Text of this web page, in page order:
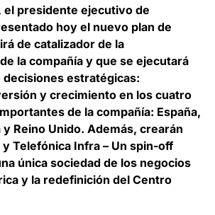
el presidente ejecutivo de
hoy el nuevo plan de
de catalizador de la
la compañía y que se ejecutará
decisiones estratégicas:
y crecimiento en los cuatro
de la compañía: España,
Reino Unido. Además, crearán
Telefónica Infra – Un spin-off
única sociedad de los negocios
y la redefinición del Centro